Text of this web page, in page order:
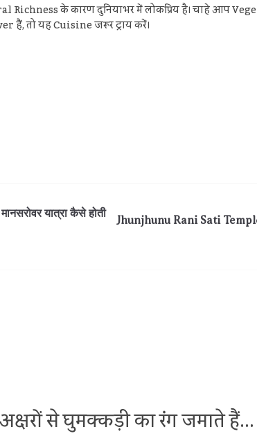
के कारण दुनियाभर में लोकप्रिय है। चाहे आप
हैं, तो यह Cuisine जरूर ट्राय करें।
यात्रा कैसे होती
Jhunjhunu Rani Sati Temple:
से घुमक्कड़ी का रंग जमाते